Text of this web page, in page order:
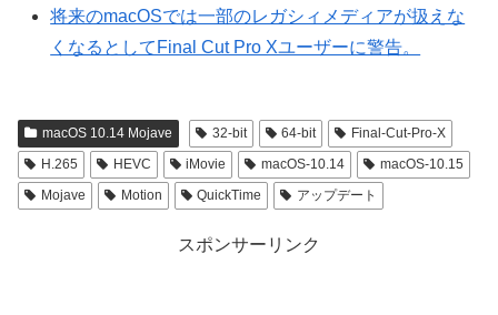
将来のmacOSでは一部のレガシィメディアが扱えな
くなるとしてFinal Cut Pro Xユーザーに警告。
macOS 10.14 Mojave 32-bit 64-bit
Final-Cut-Pro-X
H.265
HEVC iMovie macOS-10.14
macOS-10.15
Mojave
Motion QuickTime アップデート
スポンサーリンク